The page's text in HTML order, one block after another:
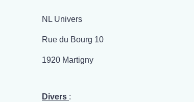
NL Univers
Rue du Bourg 10
1920 Martigny
Divers :